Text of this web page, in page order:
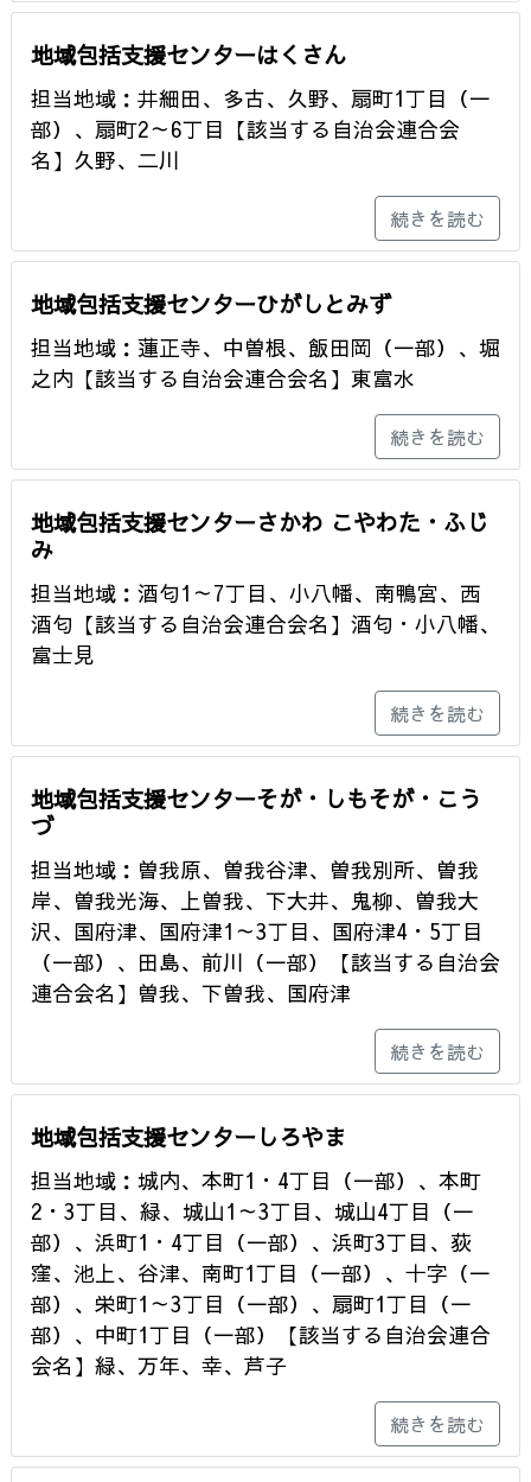
地域包括支援センターはくさん
担当地域：井細田、多古、久野、扇町1丁目（一
部）、扇町2～6丁目【該当する自治会連合会
名】久野、二川
続きを読む
地域包括支援センターひがしとみず
担当地域：蓮正寺、中曽根、飯田岡（一部）、堀
之内【該当する自治会連合会名】東富水
続きを読む
地域包括支援センターさかわ こやわた・ふじ
み
担当地域：酒匂1～7丁目、小八幡、南鴨宮、西
酒匂【該当する自治会連合会名】酒匂・小八幡、
富士見
続きを読む
地域包括支援センターそが・しもそが・こう
づ
担当地域：曽我原、曽我谷津、曽我別所、曽我
岸、曽我光海、上曽我、下大井、鬼柳、曽我大
沢、国府津、国府津1～3丁目、国府津4・5丁目
（一部）、田島、前川（一部）【該当する自治会
連合会名】曽我、下曽我、国府津
続きを読む
地域包括支援センターしろやま
担当地域：城内、本町1・4丁目（一部）、本町
2・3丁目、緑、城山1～3丁目、城山4丁目（一
部）、浜町1・4丁目（一部）、浜町3丁目、荻
窪、池上、谷津、南町1丁目（一部）、十字（一
部）、栄町1～3丁目（一部）、扇町1丁目（一
部）、中町1丁目（一部）【該当する自治会連合
会名】緑、万年、幸、芦子
続きを読む